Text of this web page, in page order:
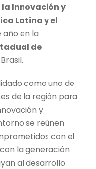
la Innovación y
Latina y el
año en la
de
como uno de
de la región para
y
se reúnen
con el
la generación
al desarrollo